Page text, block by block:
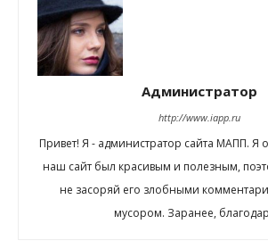
Администратор
http://www.iapp.ru
Привет! Я - администратор сайта МАПП. Я
наш сайт был красивым и полезным,
не засоряй его злобными
мусором. Заранее,